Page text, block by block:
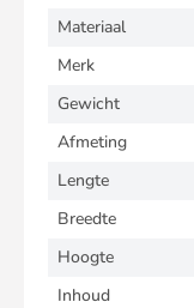
Materiaal
Merk
Gewicht
Afmeting
Lengte
Breedte
Hoogte
Inhoud